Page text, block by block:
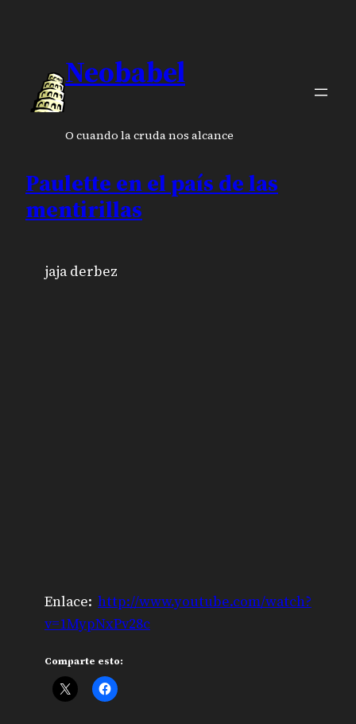
Neobabel
O cuando la cruda nos alcance
Paulette en el país de las
mentirillas
jaja derbez
Enlace: http://www.youtube.com/watch?
v=1MypNxPv28c
Comparte esto: